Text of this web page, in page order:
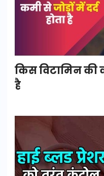
किस विटामिन की
है